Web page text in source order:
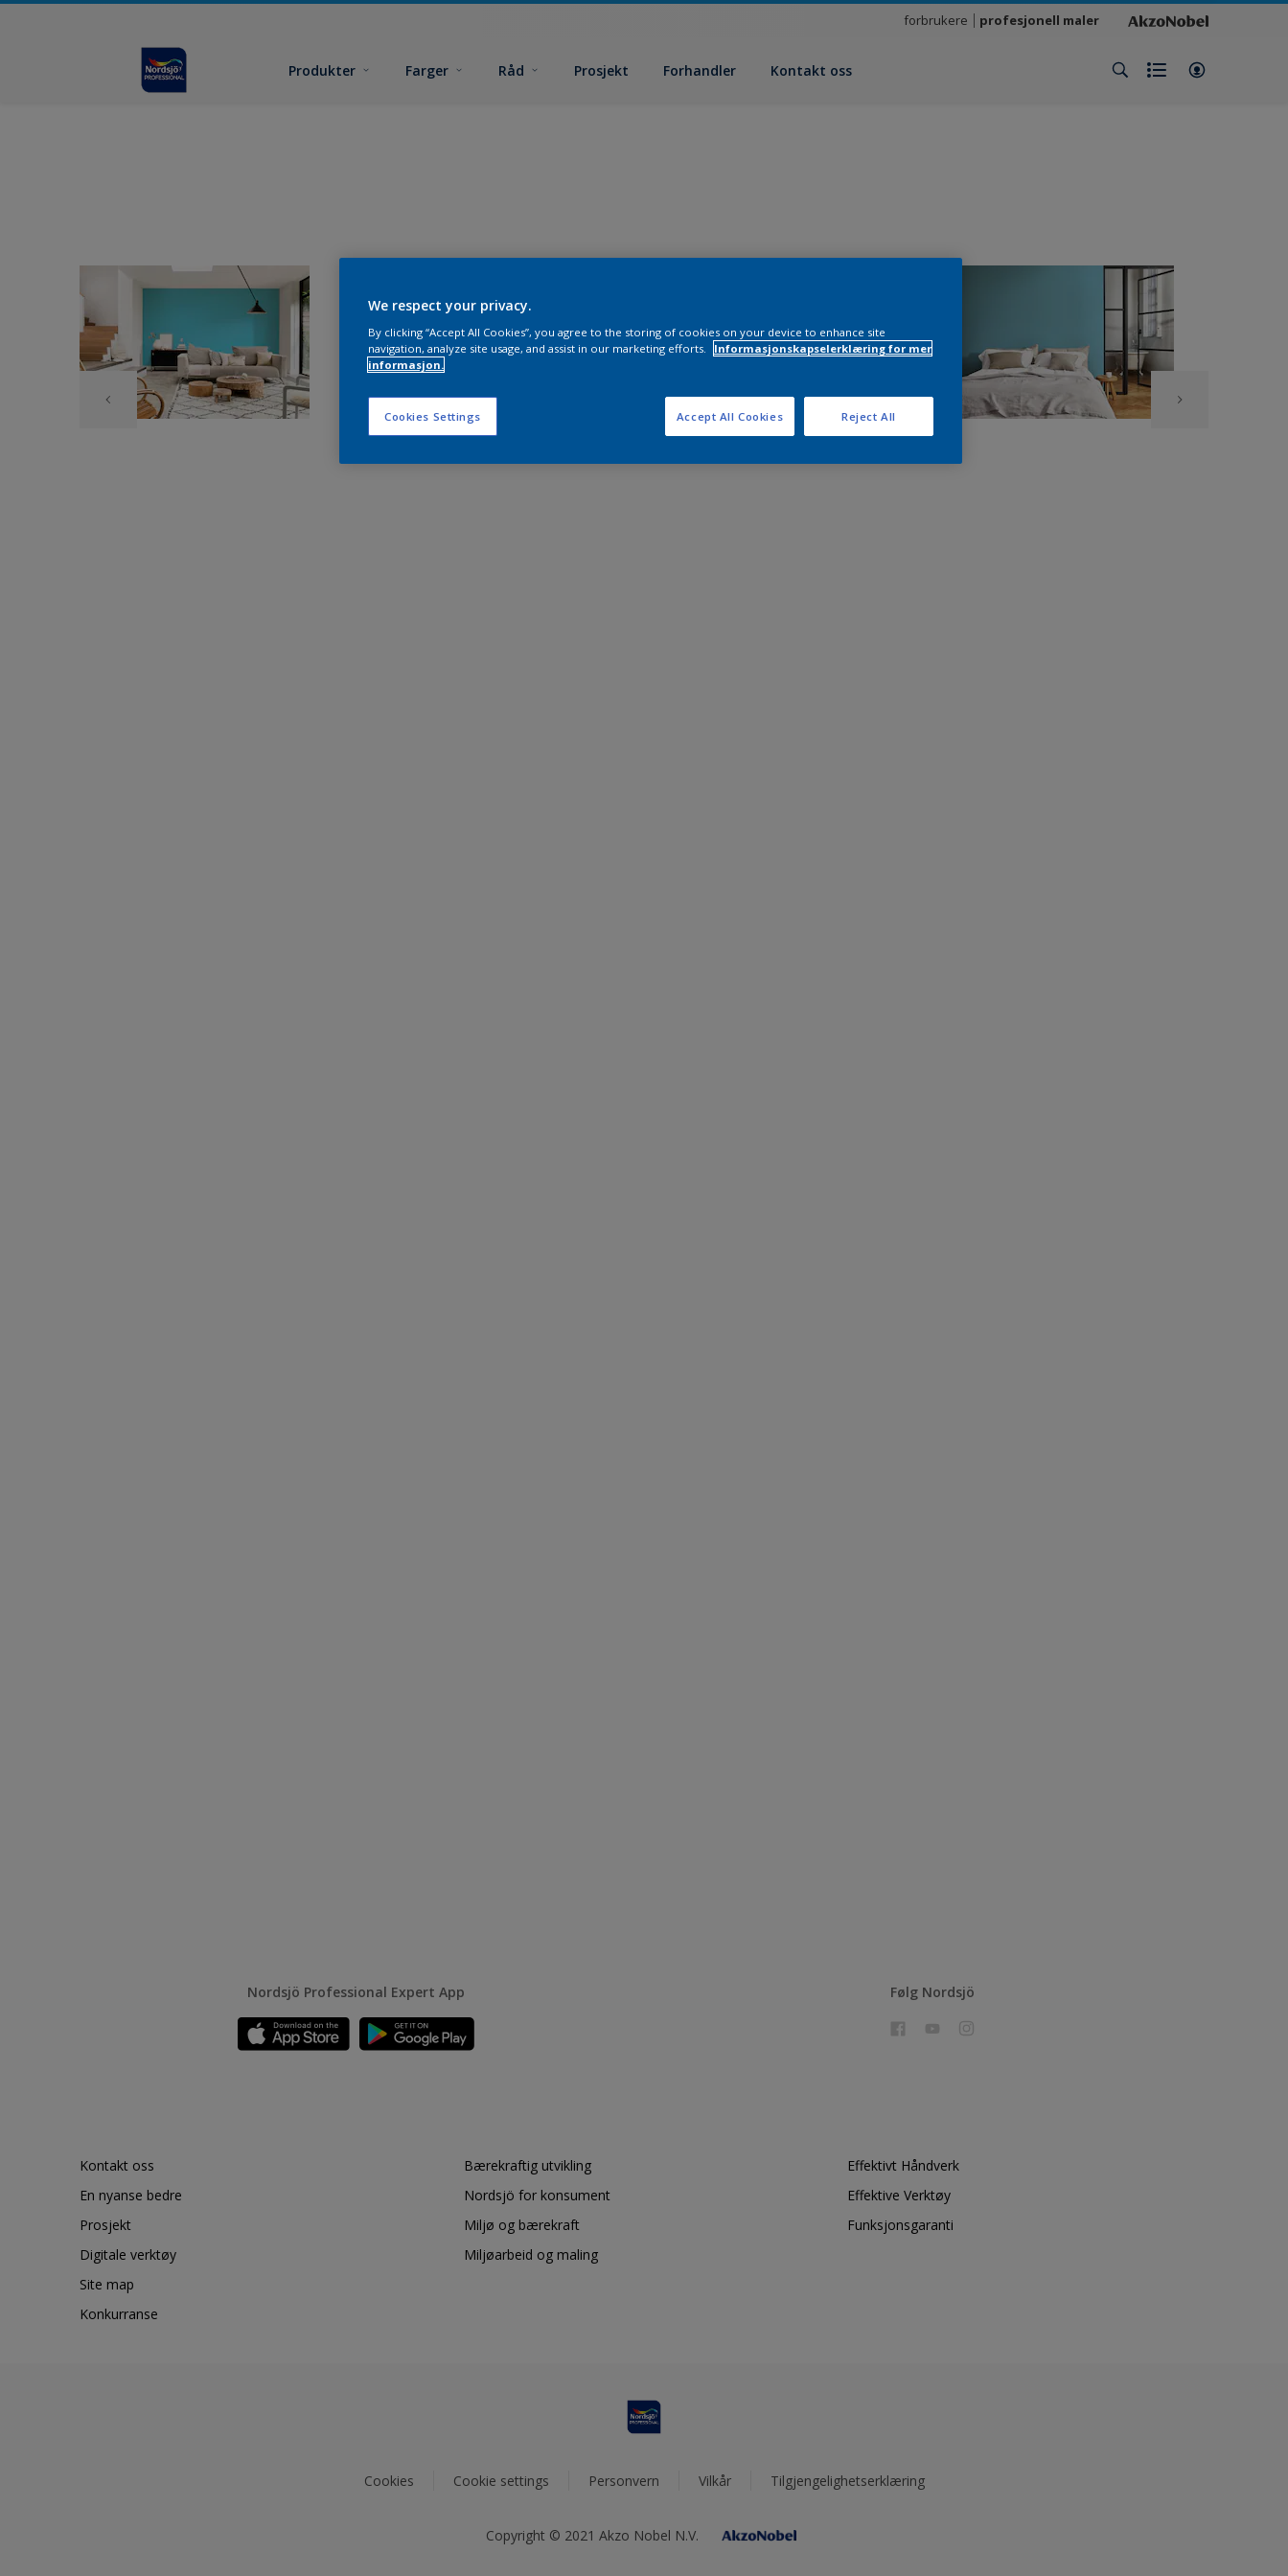
forbrukere profesjonell maler
Produkter Farger Råd Prosjekt Forhandler Kontakt oss
Nordsjö Professional Expert App Følg Nordsjö
Kontakt oss
En nyanse bedre
Prosjekt
Digitale verktøy
Site map
Konkurranse
Bærekraftig utvikling
Nordsjö for konsument
Miljø og bærekraft
Miljøarbeid og maling
Effektivt Håndverk
Effektive Verktøy
Funksjonsgaranti
Cookies Cookie settings Personvern Vilkår Tilgjengelighetserklæring
Copyright © 2021 Akzo Nobel N.V.
We respect your privacy.
By clicking “Accept All Cookies”, you agree to the storing of cookies on your device to enhance site
navigation, analyze site usage, and assist in our marketing efforts.
Informasjonskapselerklæring for mer
informasjon.
Cookies Settings Reject All
Accept All Cookies